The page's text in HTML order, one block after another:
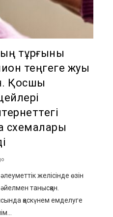
тұрғыны
теңгеге жуық
Қосшы
схемалары
желісінде өзін
танысқан.
қаскүнем емделуге